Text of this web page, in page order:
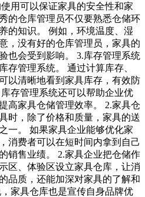
用可以保证家具的安全性和家
的仓库管理员不仅要熟悉仓储环
的知识。 例如，环境温度、湿
，没有好的仓库管理员，家具的
也会受到影响。 3.库存管理系统
存管理系统。 通过计算库存、
以清晰地看到家具库存，有效防
存管理系统还可以帮助企业优
高家具仓储管理效率。 2.家具仓
时，除了价格和质量，家具的送
一。 如果家具企业能够优化家
消费者可以在短时间内拿到自己
销售业绩。 2.家具企业把仓储作
区、体验区设立家具仓库，让消
品质，还能加深对家具的了解和
家具仓库也是宣传自身品牌优